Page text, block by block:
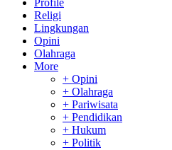
Profile
Religi
Lingkungan
Opini
Olahraga
More
+ Opini
+ Olahraga
+ Pariwisata
+ Pendidikan
+ Hukum
+ Politik